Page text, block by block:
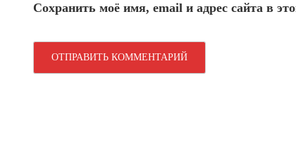
Сохранить моё имя, email и адрес сайта в